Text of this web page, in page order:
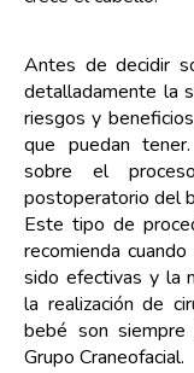
Antes de decidir
detalladamente la
riesgos y
que puedan tener.
sobre el
postoperatorio del
Este tipo de
recomienda
sido efectivas y la
la realización de
bebé son siempre
Grupo Craneofacial.